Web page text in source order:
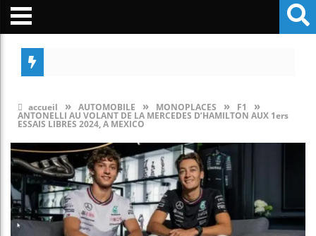
accueil » AUTOMOBILE » MONOPLACES » F1 »
ANTONELLI AU VOLANT DE LA MERCEDES D’HAMILTON AUX 1ers
ESSAIS LIBRES 2024, A MEXICO